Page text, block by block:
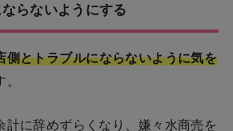
らないようにする
側とトラブルにならないように気を
計に辞めずらくなり、嫌々水商売を